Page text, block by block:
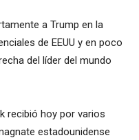
a Trump en la
de EEUU y en poco
del líder del mundo
recibió hoy por varios
estadounidense